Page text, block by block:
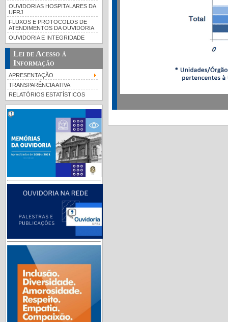
OUVIDORIAS HOSPITALARES DA
UFRJ
FLUXOS E PROTOCOLOS DE
ATENDIMENTOS DA OUVIDORIA
OUVIDORIA E INTEGRIDADE
Lei de Acesso à
Informação
APRESENTAÇÃO
TRANSPARÊNCIA ATIVA
RELATÓRIOS ESTATÍSTICOS